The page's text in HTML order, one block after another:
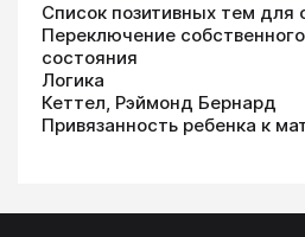
Список позитивных тем для
Переключение
состояния
Логика
Кеттел, Рэймонд Бернард
Привязанность ребенка к